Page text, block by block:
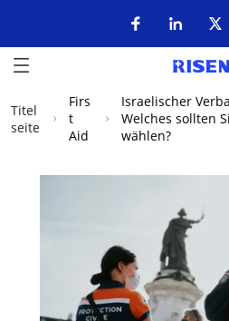
Titel
seite
Firs
t
Aid
Israelischer
Welches sollten
wählen?